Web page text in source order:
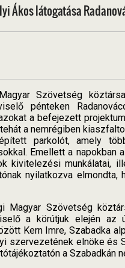
Ákos látogatása
Szövetség
pénteken
a befejezett
a nemrégiben
parkolót, amely
Emellett a napokban
kivitelezési munkálatai,
nyilatkozva
Magyar Szövetség
a körútjuk elején az
Kern Imre, Szabadka
szervezetének elnöke
a